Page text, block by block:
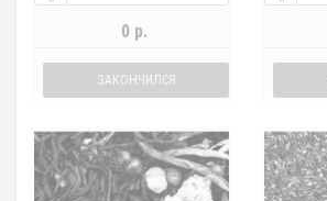
0 р.
ЗАКОНЧИЛСЯ